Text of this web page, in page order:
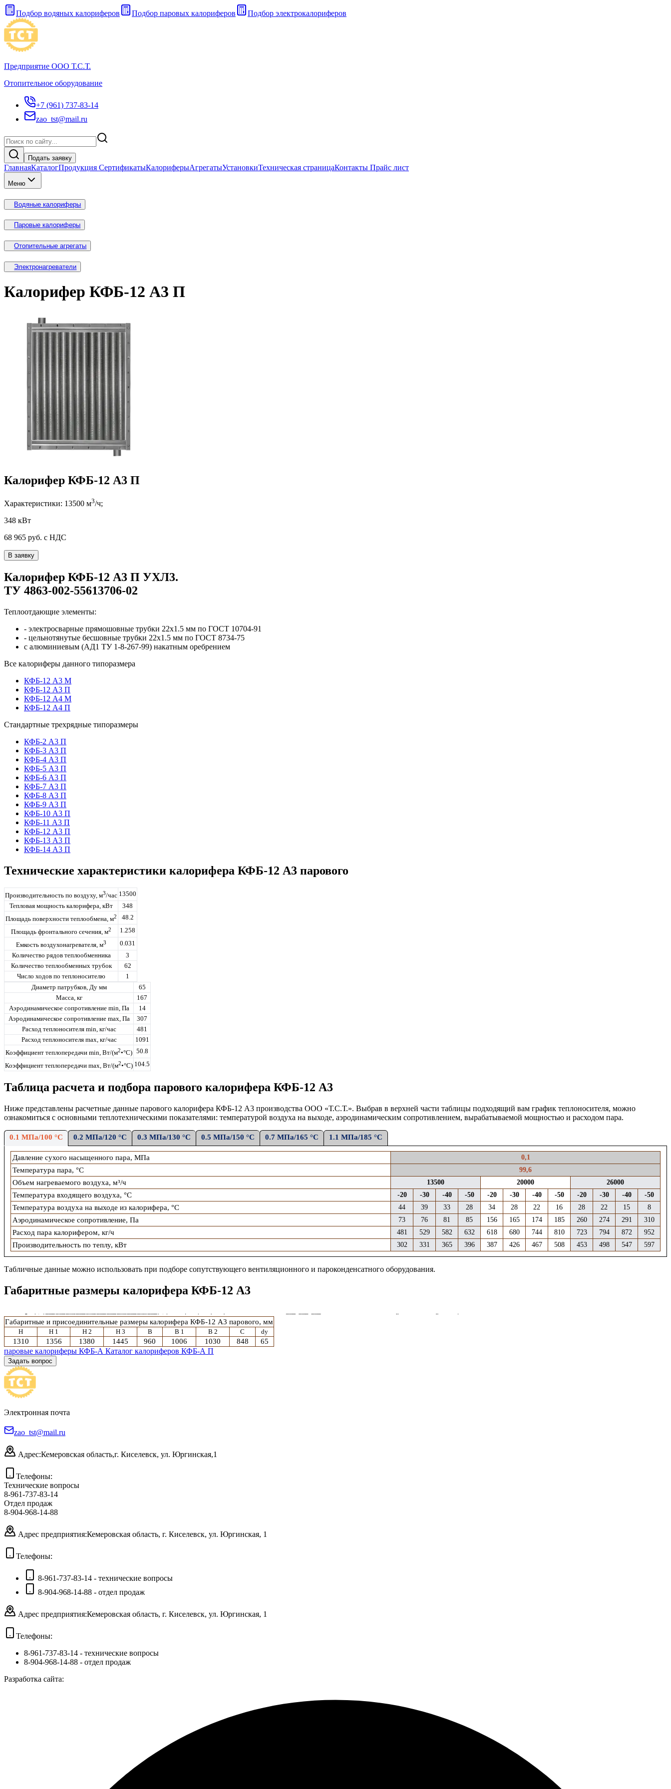
Подбор водяных калориферов Подбор паровых калориферов Подбор электрокалориферов
Предприятие ООО Т.С.Т.
Отопительное оборудование
+7 (961) 737-83-14
zao_tst@mail.ru
Подать заявку
ГлавнаяКаталогПродукция СертификатыКалориферыАгрегатыУстановкиТехническая страницаКонтакты Прайс лист
Меню
Водяные калориферы
Паровые калориферы
Отопительные агрегаты
Электронагреватели
Калорифер КФБ-12 А3 П
Калорифер КФБ-12 А3 П
Характеристики: 13500 м3/ч;
348 кВт
68 965 руб. с НДС
В заявку
Калорифер КФБ-12 А3 П УХЛ3.
ТУ 4863-002-55613706-02
Теплоотдающие элементы:
- электросварные прямошовные трубки 22x1.5 мм по ГОСТ 10704-91
- цельнотянутые бесшовные трубки 22x1.5 мм по ГОСТ 8734-75
с алюминиевым (АД1 ТУ 1-8-267-99) накатным оребрением
Все калориферы данного типоразмера
КФБ-12 А3 М
КФБ-12 А3 П
КФБ-12 А4 М
КФБ-12 А4 П
Стандартные трехрядные типоразмеры
КФБ-2 А3 П
КФБ-3 А3 П
КФБ-4 А3 П
КФБ-5 А3 П
КФБ-6 А3 П
КФБ-7 А3 П
КФБ-8 А3 П
КФБ-9 А3 П
КФБ-10 А3 П
КФБ-11 А3 П
КФБ-12 А3 П
КФБ-13 А3 П
КФБ-14 А3 П
Технические характеристики калорифера КФБ-12 А3 парового
Производительность по воздуху, м3/час 13500
Тепловая мощность калорифера, кВт
348
Площадь поверхности теплообмена, м2
48.2
Площадь фронтального сечения, м2
1.258
Емкость воздухонагревателя, м3
0.031
Количество рядов теплообменника
3
Количество теплообменных трубок
62
Число ходов по теплоносителю
1
Диаметр патрубков, Ду мм
65
Масса, кг
167
Аэродинамическое сопротивление min, Па
14
Аэродинамическое сопротивление max, Па
307
Расход теплоносителя min, кг/час
481
Расход теплоносителя max, кг/час
1091
Коэффициент теплопередачи min, Вт/(м2•°С) 50.8
Коэффициент теплопередачи max, Вт/(м2•°С) 104.5
Таблица расчета и подбора парового калорифера КФБ-12 А3
Ниже представлены расчетные данные парового калорифера КФБ-12 А3 производства ООО «Т.С.Т.». Выбрав в верхней части таблицы подходящий вам график теплоносителя, можно
ознакомиться с основными теплотехническими показателями: температурой воздуха на выходе, аэродинамическим сопротивлением, вырабатываемой мощностью и расходом пара.
0.1 МПа/100 °С 0.2 МПа/120 °С 0.3 МПа/130 °С 0.5 МПа/150 °С 0.7 МПа/165 °С 1.1 МПа/185 °С
Давление сухого насыщенного пара, МПа 0,1
Температура пара, °С 99,6
Объем нагреваемого воздуха, м³/ч 13500 20000 26000
Температура входящего воздуха, °С -20 -30 -40 -50 -20 -30 -40 -50 -20 -30 -40 -50
Температура воздуха на выходе из калорифера, °С 44 39 33 28 34 28 22 16 28 22 15 8
Аэродинамическое сопротивление, Па 73 76 81 85 156 165 174 185 260 274 291 310
Расход пара калорифером, кг/ч 481 529 582 632 618 680 744 810 723 794 872 952
Производительность по теплу, кВт 302 331 365 396 387 426 467 508 453 498 547 597
Табличные данные можно использовать при подборе сопутствующего вентиляционного и пароконденсатного оборудования.
Габаритные размеры калорифера КФБ-12 А3
Габаритные и присоединительные размеры калорифера КФБ-12 А3 парового, мм
H H 1 H 2 H 3 B B 1 B 2 C dy
1310 1356 1380 1445 960 1006 1030 848 65
паровые калориферы КФБ-А Каталог калориферов КФБ-А П
Задать вопрос
Электронная почта
zao_tst@mail.ru
Адрес:Кемеровская область,г. Киселевск, ул. Юргинская,1
Телефоны:
Технические вопросы
8-961-737-83-14
Отдел продаж
8-904-968-14-88
Адрес предприятия:Кемеровская область, г. Киселевск, ул. Юргинская, 1
Телефоны:
8-961-737-83-14 - технические вопросы
8-904-968-14-88 - отдел продаж
Адрес предприятия:Кемеровская область, г. Киселевск, ул. Юргинская, 1
Телефоны:
8-961-737-83-14 - технические вопросы
8-904-968-14-88 - отдел продаж
Разработка сайта: